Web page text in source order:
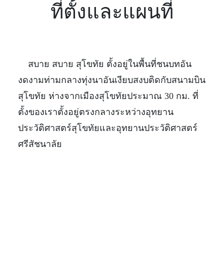
ที่ตั้งและแผนที่
สบาย สบาย สุโขทัย ตั้งอยู่ในพื้นที่ชนบทอัน
งดงามท่ามกลางทุ่งนาอันเงียบสงบติดกับสนามบิน
สุโขทัย ห่างจากเมืองสุโขทัยประมาณ 30 กม. ที่
ตั้งของเราตั้งอยู่ตรงกลางระหว่างอุทยาน
ประวัติศาสตร์สุโขทัยและอุทยานประวัติศาสตร์
ศรีสัชนาลัย